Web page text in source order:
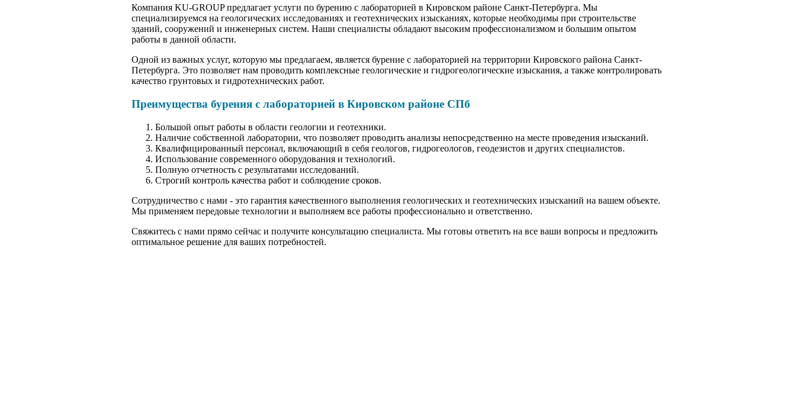
Компания KU-GROUP предлагает услуги по бурению с лабораторией в Кировском районе Санкт-Петербурга. Мы
специализируемся на геологических исследованиях и геотехнических изысканиях, которые необходимы при строительстве
зданий, сооружений и инженерных систем. Наши специалисты обладают высоким профессионализмом и большим опытом
работы в данной области.
Одной из важных услуг, которую мы предлагаем, является бурение с лабораторией на территории Кировского района Санкт-
Петербурга. Это позволяет нам проводить комплексные геологические и гидрогеологические изыскания, а также контролировать
качество грунтовых и гидротехнических работ.
Преимущества бурения с лабораторией в Кировском районе СПб
Большой опыт работы в области геологии и геотехники.
Наличие собственной лаборатории, что позволяет проводить анализы непосредственно на месте проведения изысканий.
Квалифицированный персонал, включающий в себя геологов, гидрогеологов, геодезистов и других специалистов.
Использование современного оборудования и технологий.
Полную отчетность с результатами исследований.
Строгий контроль качества работ и соблюдение сроков.
Сотрудничество с нами - это гарантия качественного выполнения геологических и геотехнических изысканий на вашем объекте.
Мы применяем передовые технологии и выполняем все работы профессионально и ответственно.
Свяжитесь с нами прямо сейчас и получите консультацию специалиста. Мы готовы ответить на все ваши вопросы и предложить
оптимальное решение для ваших потребностей.